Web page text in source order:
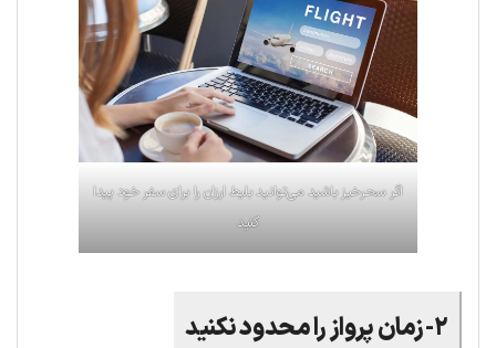
اگر سحرخیز باشید می‌توانید بلیط ارزان را برای سفر خود پیدا
کنید
۲-زمان پرواز را محدود نکنید